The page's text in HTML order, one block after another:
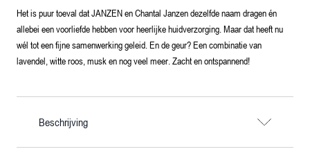
Het is puur toeval dat JANZEN en Chantal Janzen dezelfde naam dragen én
allebei een voorliefde hebben voor heerlijke huidverzorging. Maar dat heeft nu
wél tot een fijne samenwerking geleid. En de geur? Een combinatie van
lavendel, witte roos, musk en nog veel meer. Zacht en ontspannend!
Beschrijving